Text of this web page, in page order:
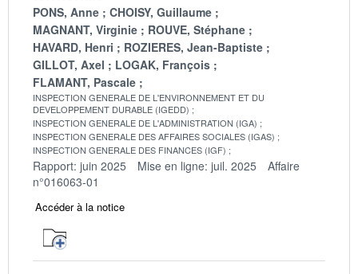
PONS, Anne
CHOISY, Guillaume
MAGNANT, Virginie
ROUVE, Stéphane
HAVARD, Henri
ROZIERES, Jean-Baptiste
GILLOT, Axel
LOGAK, François
FLAMANT, Pascale
INSPECTION GENERALE DE L'ENVIRONNEMENT ET DU
DEVELOPPEMENT DURABLE (IGEDD)
INSPECTION GENERALE DE L'ADMINISTRATION (IGA)
INSPECTION GENERALE DES AFFAIRES SOCIALES (IGAS)
INSPECTION GENERALE DES FINANCES (IGF)
Rapport: juin 2025 Mise en ligne: juil. 2025
Affaire
n°016063-01
Accéder à la notice